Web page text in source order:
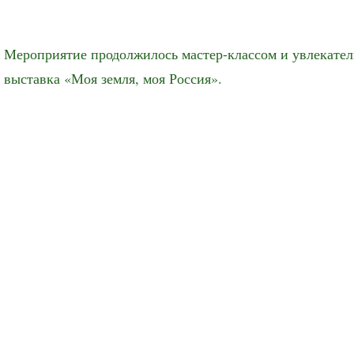
Мероприятие продолжилось мастер-классом и
выставка «Моя земля, моя Россия».